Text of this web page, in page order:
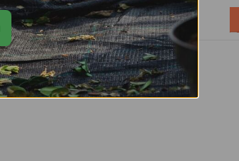
WYBIERZ OPCJE